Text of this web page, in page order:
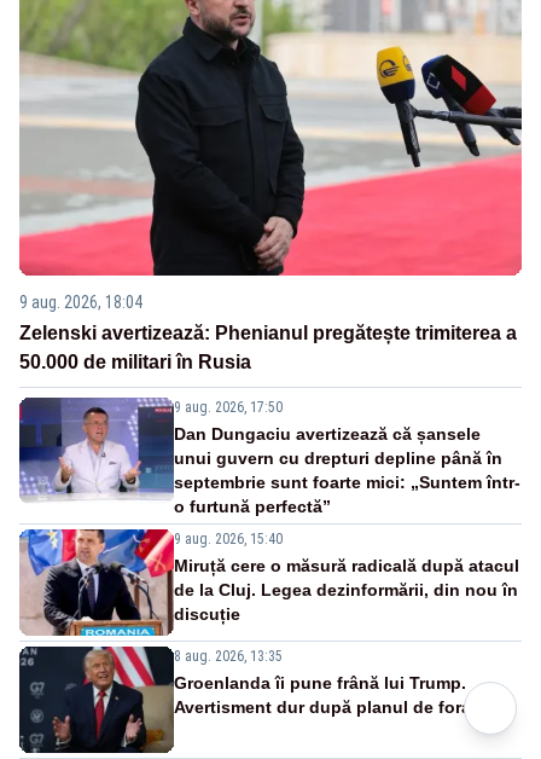
9 aug. 2026, 18:04
Zelenski avertizează: Phenianul pregătește trimiterea a
50.000 de militari în Rusia
9 aug. 2026, 17:50
Dan Dungaciu avertizează că șansele
unui guvern cu drepturi depline până în
septembrie sunt foarte mici: „Suntem într-
o furtună perfectă”
9 aug. 2026, 15:40
Miruță cere o măsură radicală după atacul
de la Cluj. Legea dezinformării, din nou în
discuție
8 aug. 2026, 13:35
Groenlanda îi pune frână lui Trump.
Avertisment dur după planul de foraj